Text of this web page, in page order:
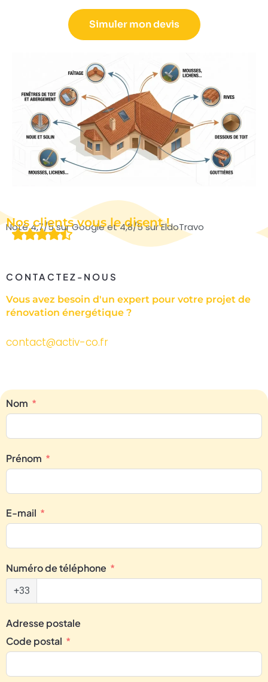
Simuler mon devis
Noté 4,7/5 sur Google et 4,8/5 sur EldoTravo
Nos clients vous le disent !
CONTACTEZ-NOUS
Vous avez besoin d'un expert pour votre projet de
rénovation énergétique ?
contact@activ-co.fr
Nom
Prénom
E-mail
Numéro de téléphone
+33
Adresse postale
Code postal